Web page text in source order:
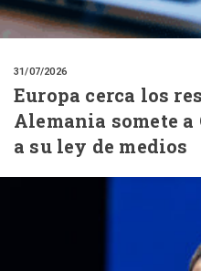
31/07/2026
Europa cerca los
Alemania somete
a su ley de medios